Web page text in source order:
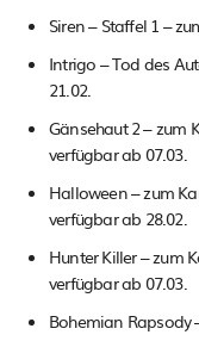
Siren – Staffel 1 –
Intrigo – Tod des
21.02.
Gänsehaut 2 – zum
verfügbar ab 07.03.
Halloween – zum
verfügbar ab 28.02.
Hunter Killer – zum
verfügbar ab 07.03.
Bohemian Rapsody